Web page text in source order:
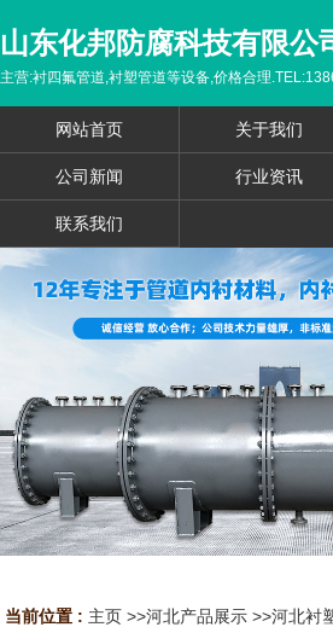
山东化邦防腐科技有限公
主营:衬四氟管道,衬塑管道等设备,价格合理
网站首页 关于我们
公司新闻 行业资讯
联系我们
当前位置 : 主页 >>河北产品展示 >>河北衬